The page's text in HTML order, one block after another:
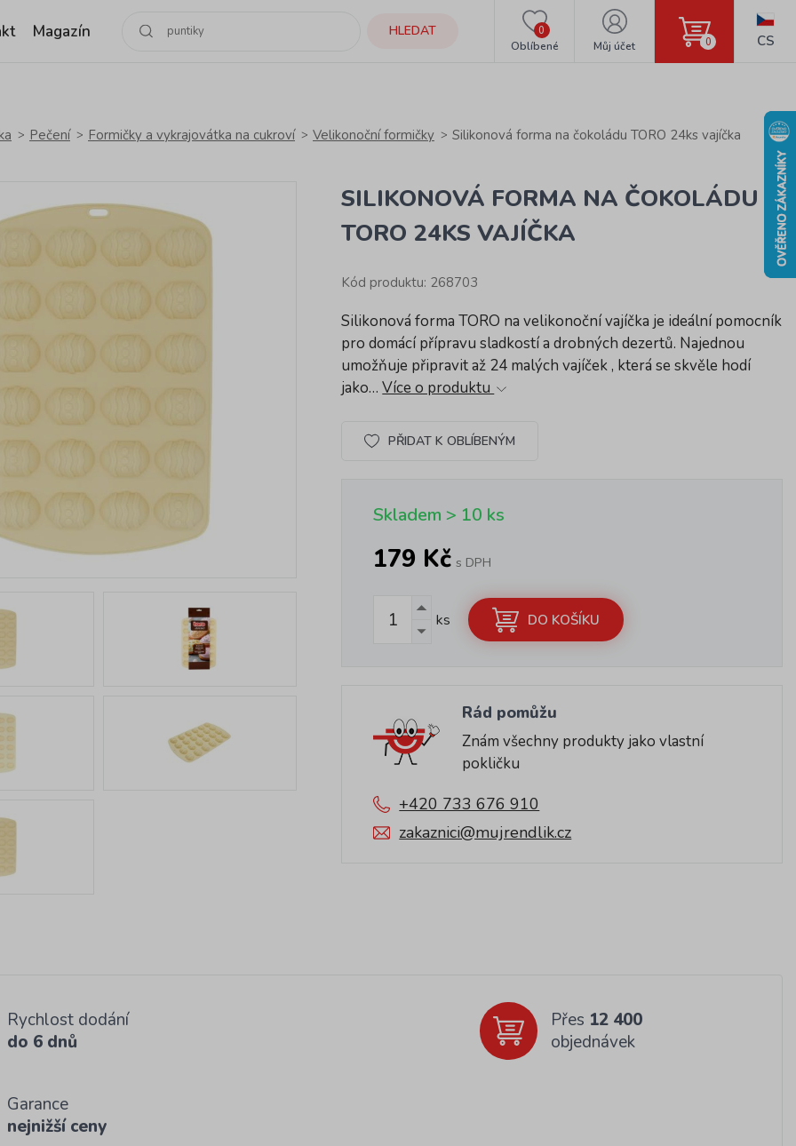
Magazín HLEDAT
Oblíbené
0
Můj účet 0 CS
Pečení Formičky a vykrajovátka na cukroví Velikonoční formičky Silikonová forma na čokoládu TORO 24ks vajíčka
SILIKONOVÁ FORMA NA ČOKOLÁDU
TORO 24KS VAJÍČKA
Kód produktu: 268703
Silikonová forma TORO na velikonoční vajíčka je ideální pomocník
pro domácí přípravu sladkostí a drobných dezertů. Najednou
umožňuje připravit až 24 malých vajíček , která se skvěle hodí
jako…Více o produktu
PŘIDAT K OBLÍBENÝM
Skladem > 10 ks
179 Kč s DPH
ks DO KOŠÍKU
Rád pomůžu
Znám všechny produkty jako vlastní
pokličku
+420 733 676 910
zakaznici@mujrendlik.cz
Rychlost dodání
do 6 dnů
Přes 12 400
objednávek
Garance
nejnižší ceny